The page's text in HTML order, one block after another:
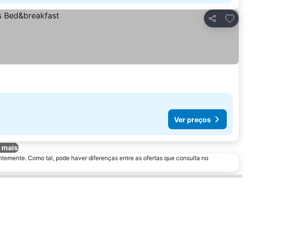
Partilhar
Adicionar aos
Ver preços
Como tal, pode haver diferenças entre as ofertas que consulta no